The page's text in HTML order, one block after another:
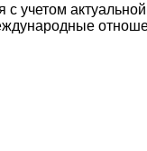
учетом